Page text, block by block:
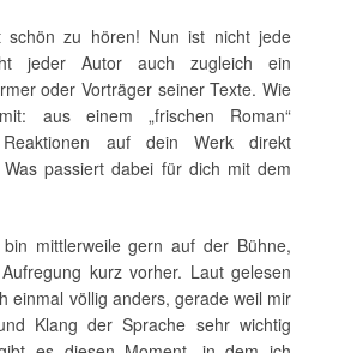
schön zu hören! Nun ist nicht jede
jeder Autor auch zugleich ein
oder Vorträger seiner Texte. Wie
aus einem „frischen Roman“
auf dein Werk direkt
Was passiert dabei für dich mit dem
mittlerweile gern auf der Bühne,
kurz vorher. Laut gelesen
einmal völlig anders, gerade weil mir
Klang der Sprache sehr wichtig